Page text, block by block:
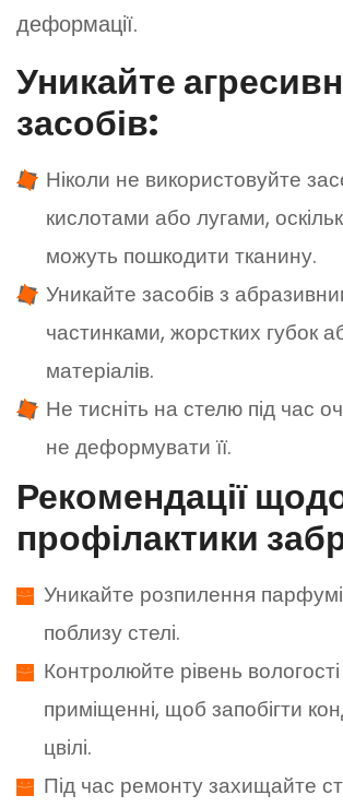
деформації.
Уникайте
засобів:
Ніколи не використовуйте
кислотами або лугами,
можуть пошкодити тканину.
Уникайте засобів з
частинками, жорстких губок
матеріалів.
Не тисніть на стелю під час
не деформувати її.
Рекомендації
профілактики
Уникайте розпилення
поблизу стелі.
Контролюйте рівень
приміщенні, щоб запобігти
цвілі.
Під час ремонту захищайте